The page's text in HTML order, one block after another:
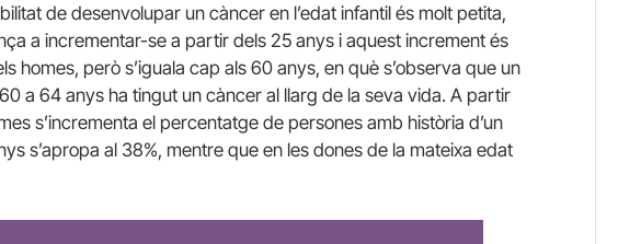
de desenvolupar un càncer en l’edat infantil és molt petita,
a incrementar-se a partir dels 25 anys i aquest increment és
homes, però s’iguala cap als 60 anys, en què s’observa que un
a 64 anys ha tingut un càncer al llarg de la seva vida. A partir
s’incrementa el percentatge de persones amb història d’un
s’apropa al 38%, mentre que en les dones de la mateixa edat